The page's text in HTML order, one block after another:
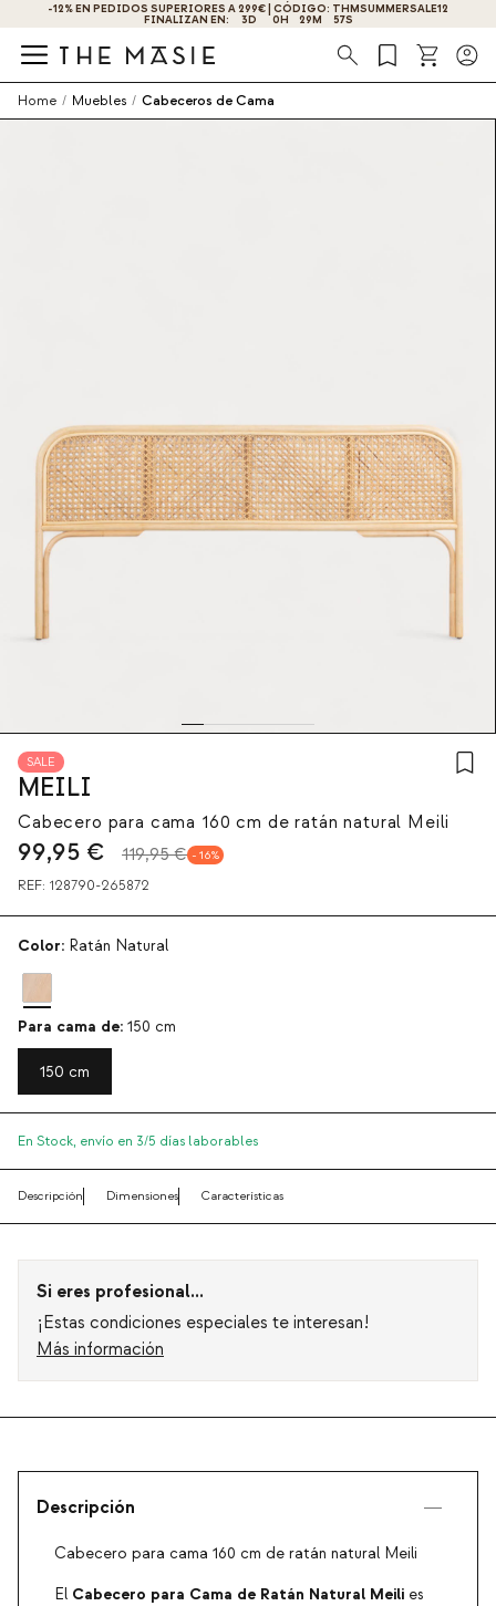
-12% EN PEDIDOS SUPERIORES A 299€ | CÓDIGO: THMSUMMERSALE12
FINALIZAN EN: 3D 0H 29M 57S
Búsqueda
Home / Muebles / Cabeceros de Cama
SALE
MEILI
Cabecero para cama 160 cm de ratán natural Meili
99,95 € 119,95 € 16
REF: 128790-265872
Color: Ratán Natural
Para cama de: 150 cm
150 cm
En Stock, envío en 3/5 días laborables
Descripción Dimensiones Características
Si eres profesional...
¡Estas condiciones especiales te interesan!
Más información
Descripción
Cabecero para cama 160 cm de ratán natural Meili
El Cabecero para Cama de Ratán Natural Meili es